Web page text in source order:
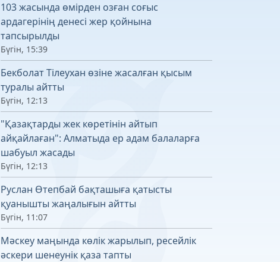
103 жасында өмірден озған соғыс
ардагерінің денесі жер қойнына
тапсырылды
Бүгін, 15:39
Бекболат Тілеухан өзіне жасалған қысым
туралы айтты
Бүгін, 12:13
"Қазақтарды жек көретінін айтып
айқайлаған": Алматыда ер адам балаларға
шабуыл жасады
Бүгін, 12:13
Руслан Өтепбай бақташыға қатысты
қуанышты жаңалығын айтты
Бүгін, 11:07
Мәскеу маңында көлік жарылып, ресейлік
әскери шенеунік қаза тапты